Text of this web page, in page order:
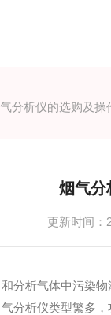
分析仪的选购及操
烟气分
更新时间：
析气体中污染物
分析仪类型繁多